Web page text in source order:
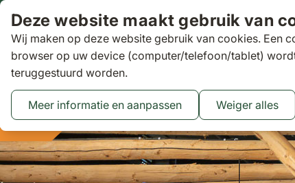
Deze website maakt gebruik van
Wij maken op deze website gebruik van cookies. Een
browser op uw device (computer/telefoon/tablet)
teruggestuurd worden.
Meer informatie en aanpassen Weiger alles
Ga naar de inhoud
Zoeken
AanbiedingenTuinsets
Toggle submenu for
Toggle
Binnen 3 dagengratis bezorgd 16 XXL Experience